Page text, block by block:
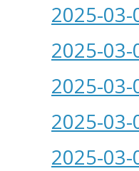
2025-
2025-
2025-
2025-
2025-